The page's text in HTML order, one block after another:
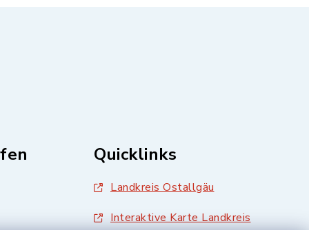
Quicklinks
Landkreis Ostallgäu
Interaktive Karte Landkreis